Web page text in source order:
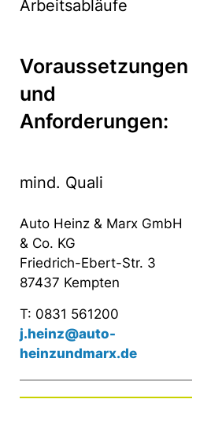
Arbeitsabläufe
Voraussetzungen
und
Anforderungen:
mind. Quali
Auto Heinz & Marx GmbH
& Co. KG
Friedrich-Ebert-Str. 3
87437 Kempten
T: 0831 561200
j.heinz@auto-
heinzundmarx.de